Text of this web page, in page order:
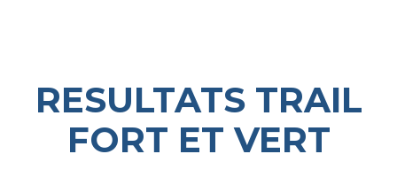
RESULTATS TRAIL
FORT ET VERT